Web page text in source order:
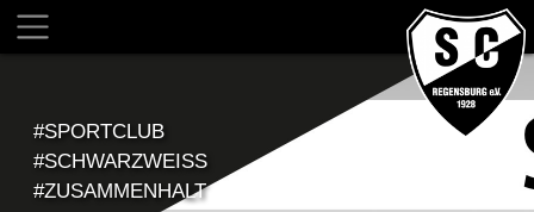
#SPORTCLUB
#SCHWARZWEISS
#ZUSAMMENHALT